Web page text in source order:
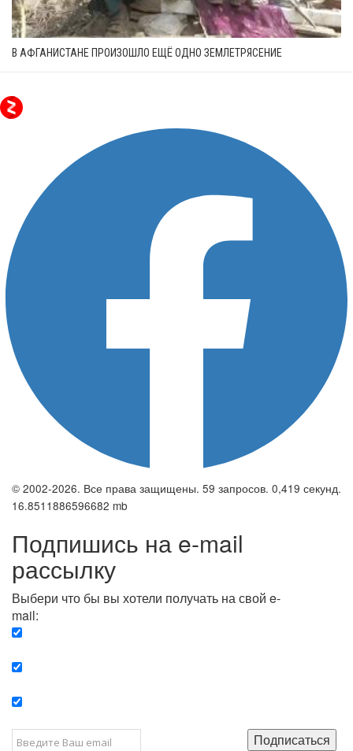
В АФГАНИСТАНЕ ПРОИЗОШЛО ЕЩЁ ОДНО ЗЕМЛЕТРЯСЕНИЕ
© 2002-2026. Все права защищены. 59 запросов. 0,419 секунд.
16.8511886596682 mb
Подпишись на e-mail
рассылку
Выбери что бы вы хотели получать на свой e-
mail:
Подписаться